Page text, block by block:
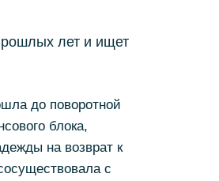
лет и ищет
до поворотной
блока,
на возврат к
с